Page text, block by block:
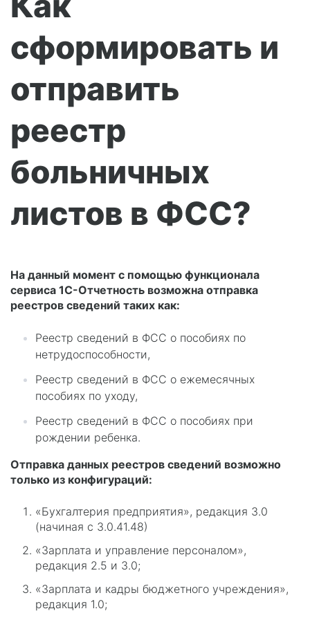
сформировать и
отправить
реестр
больничных
листов в ФСС?
На данный момент с помощью функционала
сервиса 1С-Отчетность возможна отправка
реестров сведений таких как:
Реестр сведений в ФСС о пособиях по
нетрудоспособности,
Реестр сведений в ФСС о ежемесячных
пособиях по уходу,
Реестр сведений в ФСС о пособиях при
рождении ребенка.
Отправка данных реестров сведений возможно
только из конфигураций:
«Бухгалтерия предприятия», редакция 3.0
(начиная с 3.0.41.48)
«Зарплата и управление персоналом»,
редакция 2.5 и 3.0;
«Зарплата и кадры бюджетного учреждения»,
редакция 1.0;